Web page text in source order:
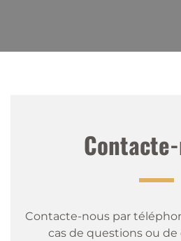
Contacte-nous par
cas de questions ou